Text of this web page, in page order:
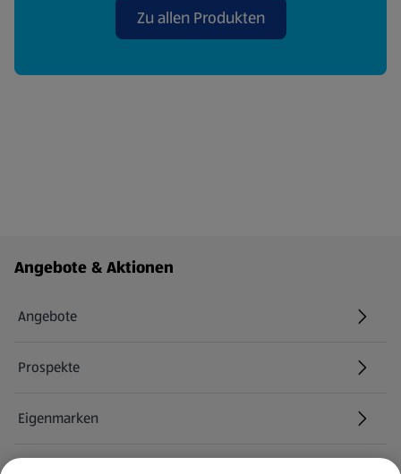
Zu allen Produkten
Fußzeilenmenü - weitere Links
Angebote & Aktionen
Angebote
Prospekte
Eigenmarken